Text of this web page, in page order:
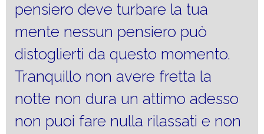
pensiero deve turbare la tua
mente nessun pensiero può
distoglierti da questo momento.
Tranquillo non avere fretta la
notte non dura un attimo adesso
non puoi fare nulla rilassati e non